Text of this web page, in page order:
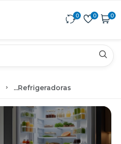
0 0 0
...Refrigeradoras